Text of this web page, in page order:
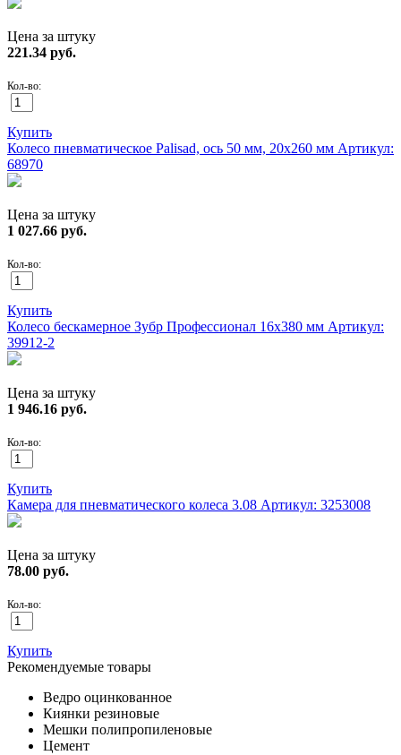
Цена за штуку
221.34 руб.
Кол-во:
Купить
Колесо пневматическое Palisad, ось 50 мм, 20х260 мм Артикул:
68970
Цена за штуку
1 027.66 руб.
Кол-во:
Купить
Колесо бескамерное Зубр Профессионал 16х380 мм Артикул:
39912-2
Цена за штуку
1 946.16 руб.
Кол-во:
Купить
Камера для пневматического колеса 3.08 Артикул: 3253008
Цена за штуку
78.00 руб.
Кол-во:
Купить
Рекомендуемые товары
Ведро оцинкованное
Киянки резиновые
Мешки полипропиленовые
Цемент